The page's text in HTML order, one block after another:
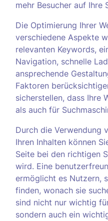
mehr Besucher auf Ihre
Die Optimierung Ihrer
verschiedene Aspekte
relevanten Keywords,
Navigation, schnelle
ansprechende
Faktoren
sicherstellen, dass Ihre
als auch für
Durch die Verwendung
Ihren Inhalten können
Seite bei den richtigen
wird. Eine
ermöglicht es Nutzern,
finden, wonach sie
sind nicht nur wichtig
sondern auch ein